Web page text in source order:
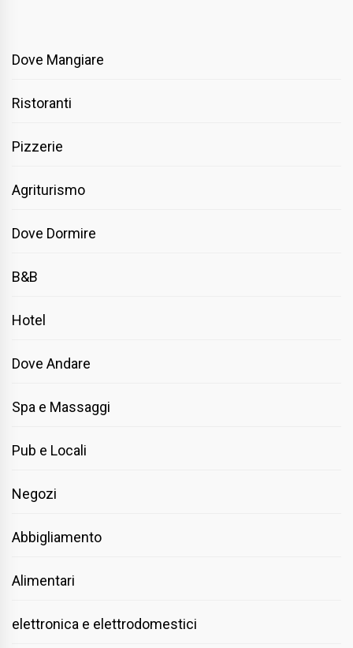
Dove Mangiare
Ristoranti
Pizzerie
Agriturismo
Dove Dormire
B&B
Hotel
Dove Andare
Spa e Massaggi
Pub e Locali
Negozi
Abbigliamento
Alimentari
elettronica e elettrodomestici